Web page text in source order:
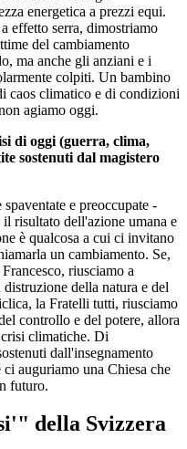
energetica a prezzi equi.
effetto serra, dimostriamo
del cambiamento
ma anche gli anziani e i
colpiti. Un bambino
caos climatico e di condizioni
agiamo oggi.
di oggi (guerra, clima,
sostenuti dal magistero
e preoccupate -
risultato dell'azione umana e
è qualcosa a cui ci invitano
un cambiamento. Se,
riusciamo a
della natura e del
la Fratelli tutti, riusciamo
controllo e del potere, allora
climatiche. Di
dall'insegnamento
auguriamo una Chiesa che
futuro.
della Svizzera